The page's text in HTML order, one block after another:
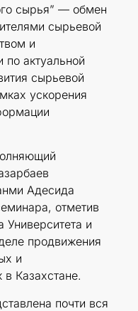
сырья” — обмен
сырьевой
и
по актуальной
сырьевой
ускорения
Адесида
отметив
и
продвижения
и
в Казахстане.
почти вся